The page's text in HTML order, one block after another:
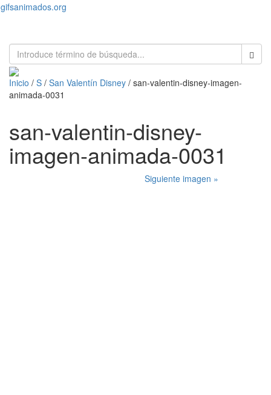
gifsanimados.org
Inicio / S / San Valentín Disney / san-valentin-disney-imagen-
animada-0031
san-valentin-disney-
imagen-animada-0031
Siguiente imagen »